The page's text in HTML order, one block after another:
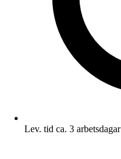
Lev. tid ca. 3 arbetsdagar